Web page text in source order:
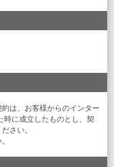
は、お客様からのインター
時に成立したものとし、契
さい。